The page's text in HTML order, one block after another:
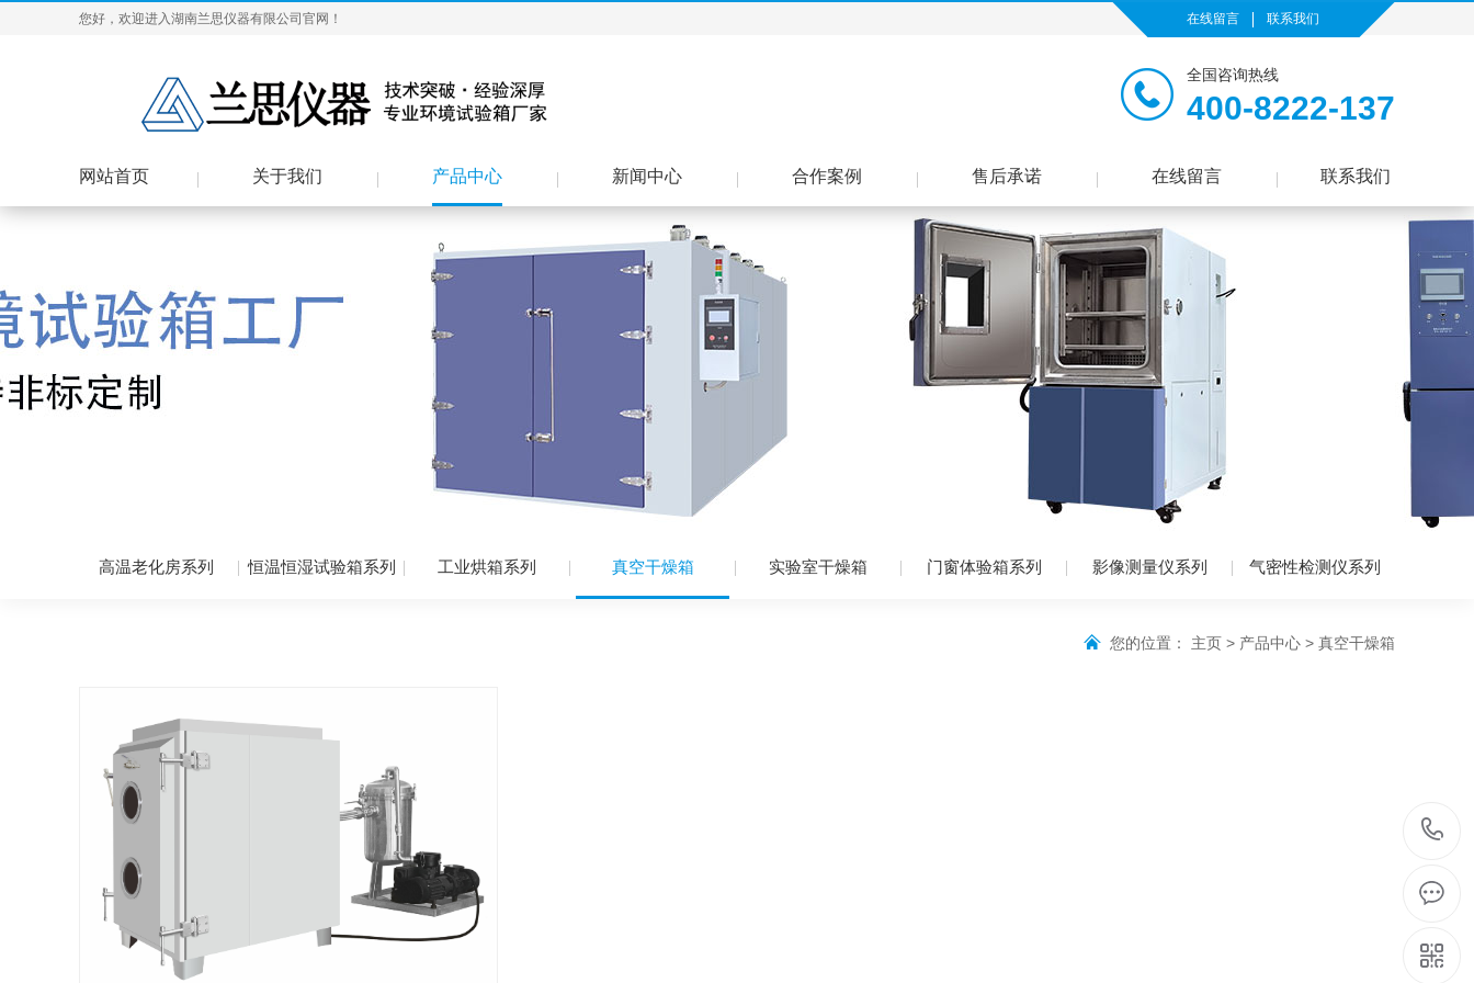
您好，欢迎进入湖南兰思仪器有限公司官网！ 在线留言 联系我们
全国咨询热线
400-8222-137
网站首页 关于我们 产品中心 新闻中心 合作案例 售后承诺 在线留言 联系我们
高温老化房系列 恒温恒湿试验箱系列 工业烘箱系列 真空干燥箱 实验室干燥箱 门窗体验箱系列 影像测量仪系列 气密性检测仪系列
您的位置： 主页 > 产品中心 > 真空干燥箱